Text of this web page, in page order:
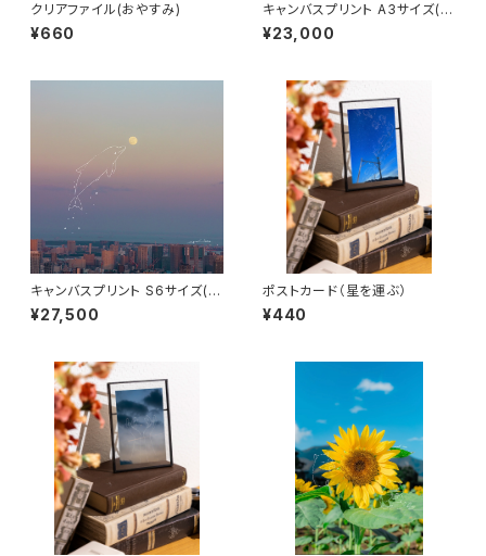
クリアファイル(おやすみ)
¥660
キャンバスプリント A3サイズ(月
までの帰り道)
¥23,000
キャンバスプリント S6サイズ(空
はボクの遊び場)
¥27,500
ポストカード（星を運ぶ）
¥440